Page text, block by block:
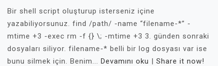
Bir shell script oluşturup isterseniz içine
yazabiliyorsunuz. find /path/ -name “filename-*” -
mtime +3 -exec rm -f {} \; -mtime +3 3. günden sonraki
dosyaları siliyor. filename-* belli bir log dosyası var ise
bunu silmek için. Benim... Devamını oku | Share it now!